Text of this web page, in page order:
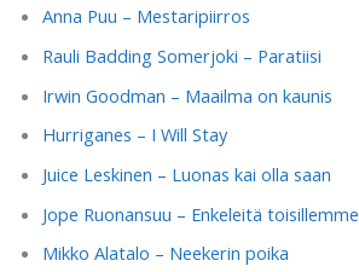
Anna Puu – Mestaripiirros
Rauli Badding Somerjoki – Paratiisi
Irwin Goodman – Maailma on kaunis
Hurriganes – I Will Stay
Juice Leskinen – Luonas kai olla saan
Jope Ruonansuu – Enkeleitä toisillemme
Mikko Alatalo – Neekerin poika